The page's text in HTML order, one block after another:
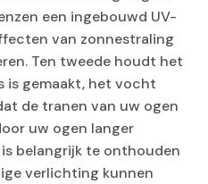
een ingebouwd UV-
van zonnestraling
Ten tweede houdt het
is gemaakt, het vocht
de tranen van uw ogen
uw ogen langer
belangrijk te onthouden
verlichting kunnen